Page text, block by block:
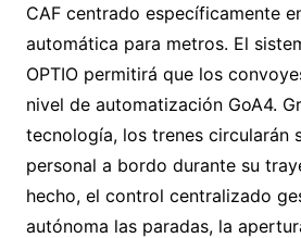
CAF centrado específicamente
automática para metros. El
OPTIO permitirá que los
nivel de automatización GoA4.
tecnología, los trenes circularán
personal a bordo durante su
hecho, el control centralizado
autónoma las paradas, la